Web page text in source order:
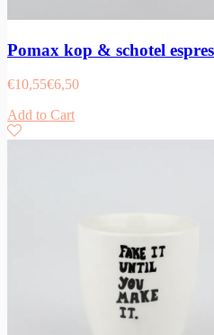
Pomax kop & schotel
€10,55€6,50
Add to Cart